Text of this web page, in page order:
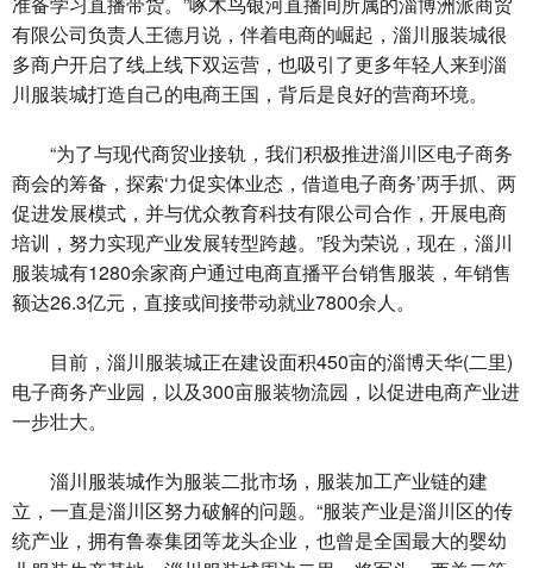
有限公司负责人王德月说，伴着电商的崛起，淄川服装城很
多商户开启了线上线下双运营，也吸引了更多年轻人来到淄
川服装城打造自己的电商王国，背后是良好的营商环境。
“为了与现代商贸业接轨，我们积极推进淄川区电子商务
商会的筹备，探索‘力促实体业态，借道电子商务’两手抓、两
促进发展模式，并与优众教育科技有限公司合作，开展电商
培训，努力实现产业发展转型跨越。”段为荣说，现在，淄川
服装城有1280余家商户通过电商直播平台销售服装，年销售
额达26.3亿元，直接或间接带动就业7800余人。
目前，淄川服装城正在建设面积450亩的淄博天华(二里)
电子商务产业园，以及300亩服装物流园，以促进电商产业进
一步壮大。
淄川服装城作为服装二批市场，服装加工产业链的建
立，一直是淄川区努力破解的问题。“服装产业是淄川区的传
统产业，拥有鲁泰集团等龙头企业，也曾是全国最大的婴幼